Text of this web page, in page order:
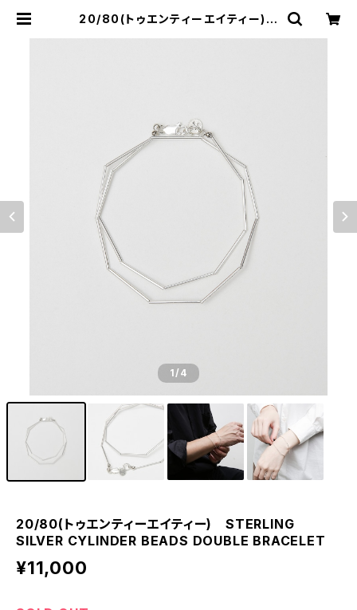
20/80(トゥエンティーエイティー)
1/4
20/80(トゥエンティーエイティー) STERLING
SILVER CYLINDER BEADS DOUBLE BRACELET
¥11,000